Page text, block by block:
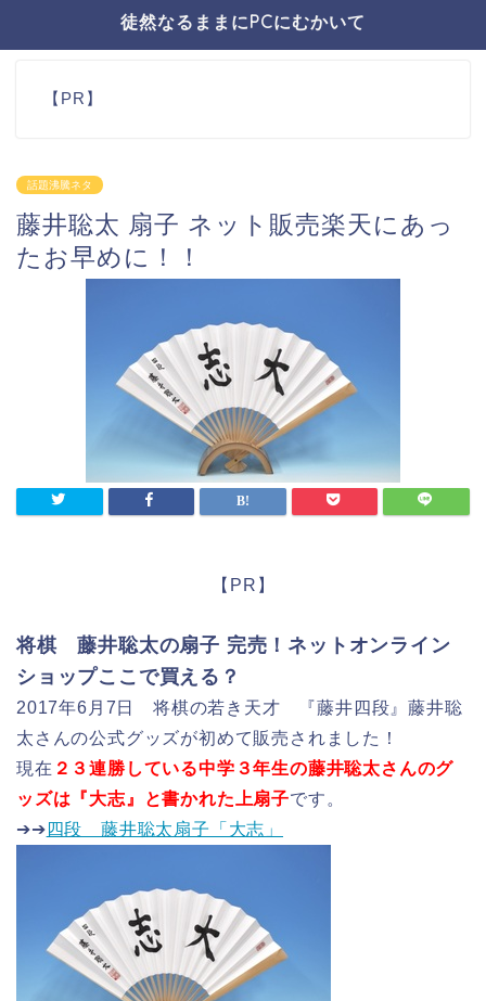
徒然なるままにPCにむかいて
【PR】
話題沸騰ネタ
藤井聡太 扇子 ネット販売楽天にあっ
たお早めに！！
【PR】
将棋 藤井聡太の扇子 完売！ネットオンライン
ショップここで買える？
2017年6月7日 将棋の若き天才 『藤井四段』藤井聡
太さんの公式グッズが初めて販売されました！
現在 ２３連勝している中学３年生の藤井聡太さんのグ
ッズは『大志』と書かれた上扇子です。
➔➔ 四段 藤井聡太扇子「大志」